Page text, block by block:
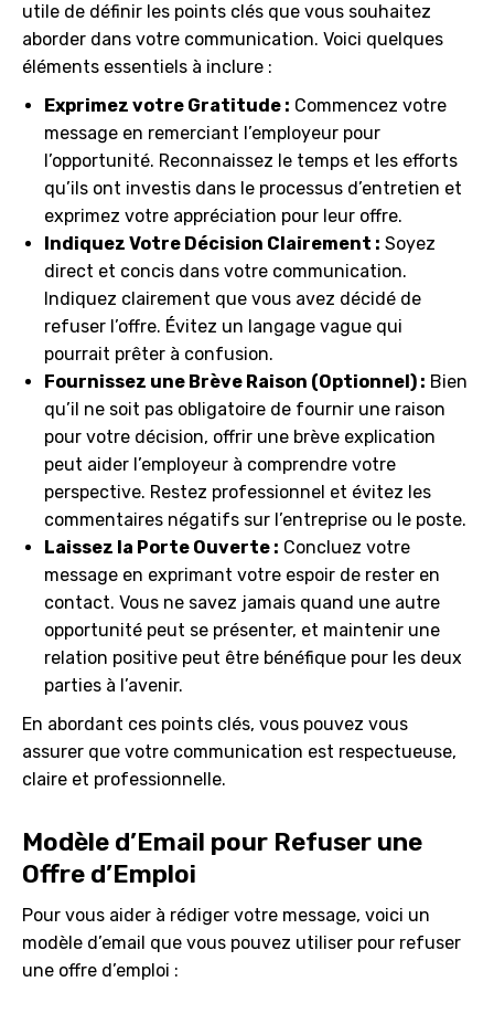
utile de définir les points clés que vous souhaitez
aborder dans votre communication. Voici quelques
éléments essentiels à inclure :
Exprimez votre Gratitude : Commencez votre
message en remerciant l’employeur pour
l’opportunité. Reconnaissez le temps et les efforts
qu’ils ont investis dans le processus d’entretien et
exprimez votre appréciation pour leur offre.
Indiquez Votre Décision Clairement : Soyez
direct et concis dans votre communication.
Indiquez clairement que vous avez décidé de
refuser l’offre. Évitez un langage vague qui
pourrait prêter à confusion.
Fournissez une Brève Raison (Optionnel) : Bien
qu’il ne soit pas obligatoire de fournir une raison
pour votre décision, offrir une brève explication
peut aider l’employeur à comprendre votre
perspective. Restez professionnel et évitez les
commentaires négatifs sur l’entreprise ou le poste.
Laissez la Porte Ouverte : Concluez votre
message en exprimant votre espoir de rester en
contact. Vous ne savez jamais quand une autre
opportunité peut se présenter, et maintenir une
relation positive peut être bénéfique pour les deux
parties à l’avenir.
En abordant ces points clés, vous pouvez vous
assurer que votre communication est respectueuse,
claire et professionnelle.
Modèle d’Email pour Refuser une
Offre d’Emploi
Pour vous aider à rédiger votre message, voici un
modèle d’email que vous pouvez utiliser pour refuser
une offre d’emploi :